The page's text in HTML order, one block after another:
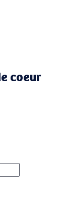
coeur